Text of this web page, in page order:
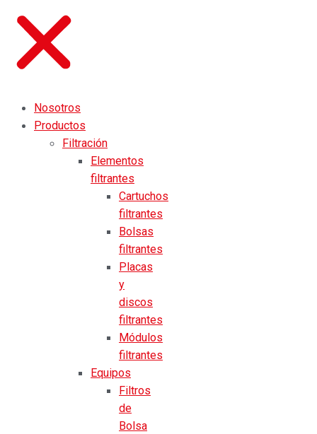
Nosotros
Productos
Filtración
Elementos
filtrantes
Cartuchos
filtrantes
Bolsas
filtrantes
Placas
y
discos
filtrantes
Módulos
filtrantes
Equipos
Filtros
de
Bolsa